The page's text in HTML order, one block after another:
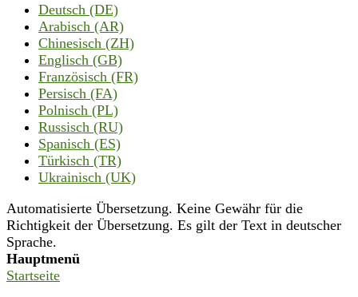
Deutsch (DE)
Arabisch (AR)
Chinesisch (ZH)
Englisch (GB)
Französisch (FR)
Persisch (FA)
Polnisch (PL)
Russisch (RU)
Spanisch (ES)
Türkisch (TR)
Ukrainisch (UK)
Automatisierte Übersetzung. Keine Gewähr für die
Richtigkeit der Übersetzung. Es gilt der Text in deutscher
Sprache.
Hauptmenü
Startseite